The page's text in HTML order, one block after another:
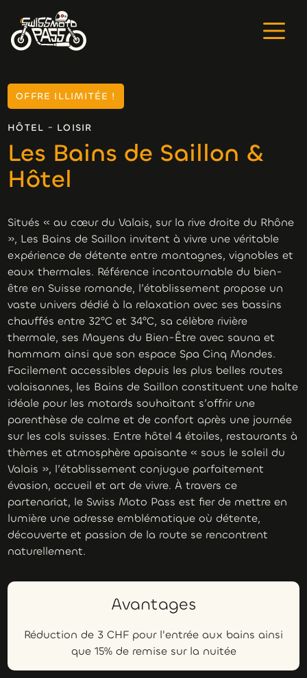
OFFRE ILLIMITÉE !
HÔTEL - LOISIR
Les Bains de Saillon &
Hôtel
Situés « au cœur du Valais, sur la rive droite du Rhône
», Les Bains de Saillon invitent à vivre une véritable
expérience de détente entre montagnes, vignobles et
eaux thermales. Référence incontournable du bien-
être en Suisse romande, l’établissement propose un
vaste univers dédié à la relaxation avec ses bassins
chauffés entre 32°C et 34°C, sa célèbre rivière
thermale, ses Mayens du Bien-Être avec sauna et
hammam ainsi que son espace Spa Cinq Mondes.
Facilement accessibles depuis les plus belles routes
valaisannes, les Bains de Saillon constituent une halte
idéale pour les motards souhaitant s’offrir une
parenthèse de calme et de confort après une journée
sur les cols suisses. Entre hôtel 4 étoiles, restaurants à
thèmes et atmosphère apaisante « sous le soleil du
Valais », l’établissement conjugue parfaitement
évasion, accueil et art de vivre. À travers ce
partenariat, le Swiss Moto Pass est fier de mettre en
lumière une adresse emblématique où détente,
découverte et passion de la route se rencontrent
naturellement.
Avantages
Réduction de 3 CHF pour l'entrée aux bains ainsi
que 15% de remise sur la nuitée